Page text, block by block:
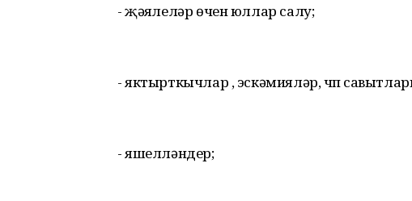
- җәяүлеләр өчен юллар салу;
- яктырткычлар , эскәмияләр, чүп
- яшелләндерү;